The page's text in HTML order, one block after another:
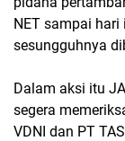
NET sampai
sesungguhnya
Dalam aksi itu
segera
VDNI dan PT